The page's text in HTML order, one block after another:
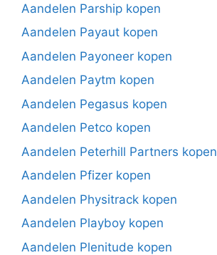
Aandelen Parship kopen
Aandelen Payaut kopen
Aandelen Payoneer kopen
Aandelen Paytm kopen
Aandelen Pegasus kopen
Aandelen Petco kopen
Aandelen Peterhill Partners kopen
Aandelen Pfizer kopen
Aandelen Physitrack kopen
Aandelen Playboy kopen
Aandelen Plenitude kopen